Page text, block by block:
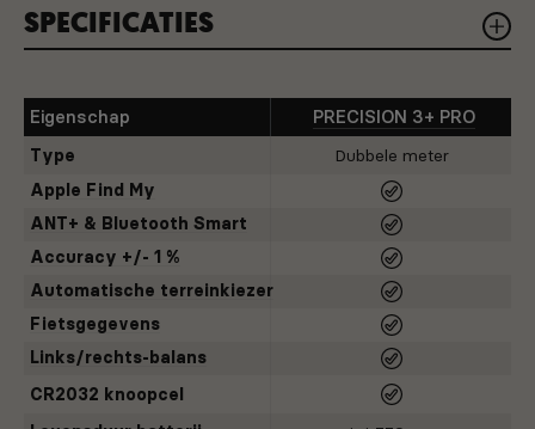
LEVENSDUUR BATTERIJ
Met tot wel 550 uur batterijlevensduur kun je
jaren nog niet aan vervanging toe is.
AUTOMATISCHE TERREINKIEZER
Detecteert de ondergrond waarop je rijdt, voor
meer responsieve cadans- en
vermogensfeedback en -gegevens. Ga met
vertrouwen de ongebaande paden op.
FIETSGEGEVENS
Extra gegevens zoals trapsouplesse en torsie-
effectiviteit laten je toe om je trapbeweging te
analyseren en te optimaliseren.
SPECIFICATIES
Eigenschap PRECISION 3+ PRO
Type
Dubbele meter
Apple Find My
ANT+ & Bluetooth Smart
Accuracy +/- 1 %
Automatische terreinkiezer
Fietsgegevens
Links/rechts-balans
CR2032 knoopcel